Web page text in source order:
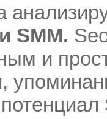
SMM.
и